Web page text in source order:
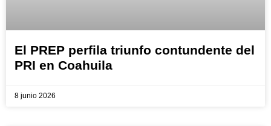
El PREP perfila triunfo contundente del
PRI en Coahuila
8 junio 2026